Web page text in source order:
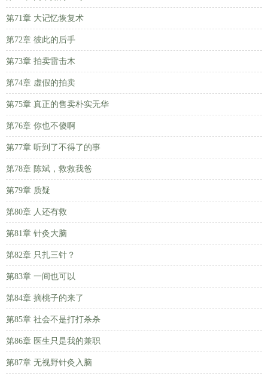
第71章 大记忆恢复术
第72章 彼此的后手
第73章 拍卖雷击木
第74章 虚假的拍卖
第75章 真正的售卖朴实无华
第76章 你也不傻啊
第77章 听到了不得了的事
第78章 陈斌，救救我爸
第79章 质疑
第80章 人还有救
第81章 针灸大脑
第82章 只扎三针？
第83章 一间也可以
第84章 摘桃子的来了
第85章 社会不是打打杀杀
第86章 医生只是我的兼职
第87章 无视野针灸入脑